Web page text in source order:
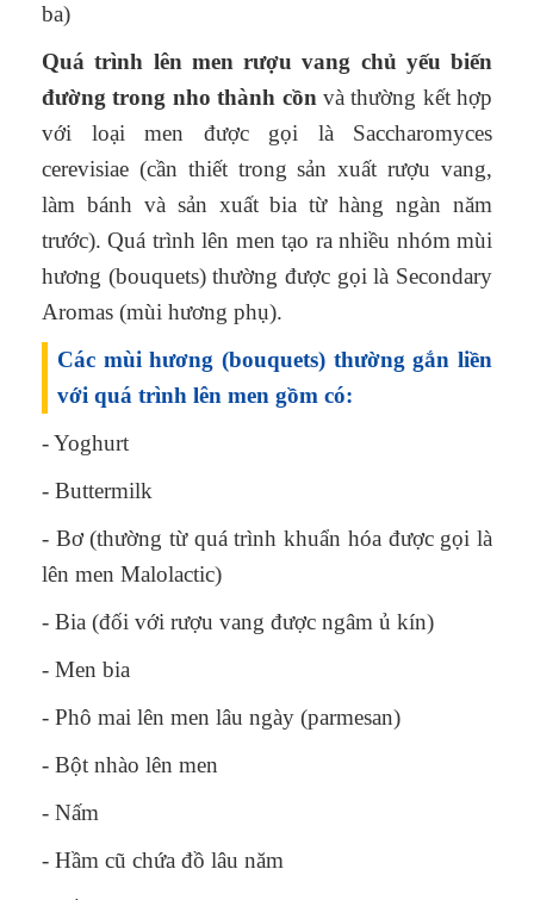
ba)
Quá trình lên men rượu vang chủ yếu biến
đường trong nho thành cồn và thường kết hợp
với loại men được gọi là Saccharomyces
cerevisiae (cần thiết trong sản xuất rượu vang,
làm bánh và sản xuất bia từ hàng ngàn năm
trước). Quá trình lên men tạo ra nhiều nhóm mùi
hương (bouquets) thường được gọi là Secondary
Aromas (mùi hương phụ).
Các mùi hương (bouquets) thường gắn liền
với quá trình lên men gồm có:
- Yoghurt
- Buttermilk
- Bơ (thường từ quá trình khuẩn hóa được gọi là
lên men Malolactic)
- Bia (đối với rượu vang được ngâm ủ kín)
- Men bia
- Phô mai lên men lâu ngày (parmesan)
- Bột nhào lên men
- Nấm
- Hầm cũ chứa đồ lâu năm